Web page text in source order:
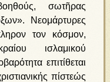
σωτῆρας
Νεομάρτυρες
τον κόσμον,
ισλαμικού
επιτίθεται
πίστεώς